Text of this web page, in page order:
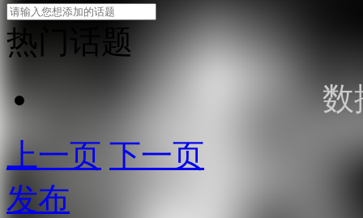
热门话题
数
上一页 下一页
发布